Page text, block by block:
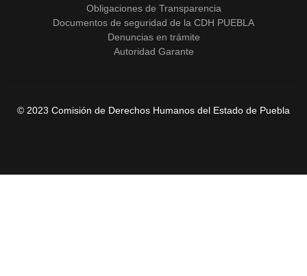
Obligaciones de Transparencia
Documentos de seguridad de la CDH PUEBLA
Denuncias en trámite
Autoridad Garante
© 2023 Comisión de Derechos Humanos del Estado de Puebla